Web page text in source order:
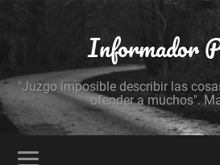
Informador
"Juzgo imposible describir las
ofender a muchos".